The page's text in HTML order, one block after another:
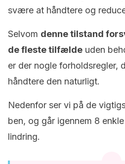
svære at håndtere og
Selvom denne tilstand
de fleste tilfælde uden
er der nogle forholdsregler,
håndtere den naturligt.
Nedenfor ser vi på de
ben, og går igennem 8
lindring.